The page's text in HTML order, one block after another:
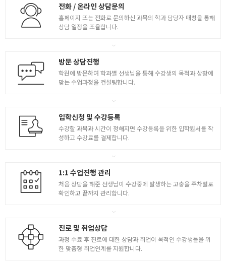
전화 / 온라인 상담문의
홈페이지 또는 전화로 문의하신 과목의 학과 담당자 매칭을 통해
상담 일정을 조율합니다.
방문 상담진행
학원에 방문하여 학과별 선생님을 통해 수강생의 목적과 상황에
맞는 수업과정을 컨설팅합니다.
입학신청 및 수강등록
수강할 과목과 시간이 정해지면 수강등록을 위한 입학원서를 작
성하고 수강료를 결제합니다.
1:1 수업진행 관리
처음 상담을 해준 선생님이 수강중에 발생하는 고충을 주차별로
확인하고 끝까지 관리합니다.
진로 및 취업상담
과정 수료 후 진로에 대한 상담과 취업이 목적인 수강생들을 위
한 맞춤형 취업연계를 지원합니다.